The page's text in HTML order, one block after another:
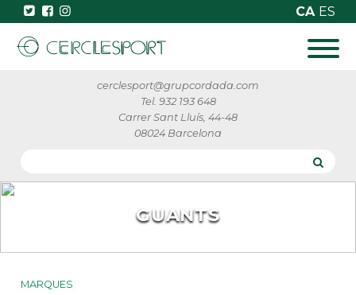
CA ES
cerclesport@grupcordada.com
Tel. 932 193 648
Carrer Sant Lluís, 44-48
08024 Barcelona
GUANTS
MARQUES